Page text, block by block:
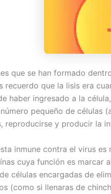
que se han formado
recuerdo que la lisis era
haber ingresado a la
pequeño de células
reproducirse y producir la
inmune contra el virus
cuya función es marcar
células encargadas de
(como si llenaras de